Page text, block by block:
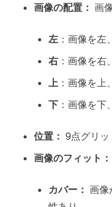
画像の配置： 画
左 ：画像を
右 ：画像を
上 ：画像を
下 ：画像を
位置： 9点グリッ
画像のフィット：
カバー： 画像